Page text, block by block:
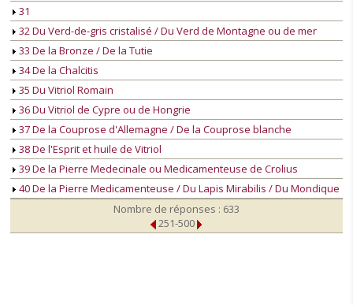
31
32 Du Verd-de-gris cristalisé / Du Verd de Montagne ou de mer
33 De la Bronze / De la Tutie
34 De la Chalcitis
35 Du Vitriol Romain
36 Du Vitriol de Cypre ou de Hongrie
37 De la Couprose d'Allemagne / De la Couprose blanche
38 De l'Esprit et huile de Vitriol
39 De la Pierre Medecinale ou Medicamenteuse de Crolius
40 De la Pierre Medicamenteuse / Du Lapis Mirabilis / Du Mondique
Nombre de réponses : 633
251-500